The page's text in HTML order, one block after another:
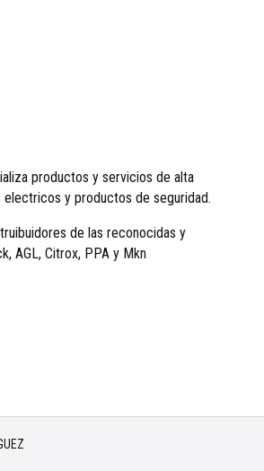
productos y servicios de alta
y productos de seguridad.
de las reconocidas y
AGL, Citrox, PPA y Mkn